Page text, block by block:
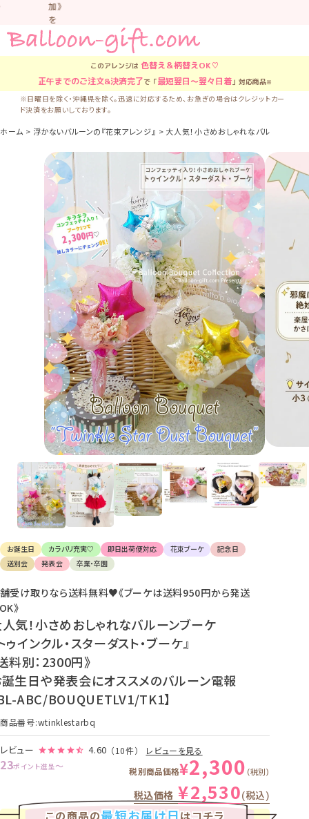
加》
を
お
す
す
し
て
い
す。
車
中
な
置
か
な
い
よ
う
気
を
つ
け
て
楽
し
ん
で
く
だ
さ
い。
このアレンジは 色替え＆柄替えOK♡
正午までのご注文&決済完了で「最短翌日〜翌々日着」対応商品※
※日曜日を除く・沖縄県を除く。迅速に対応するため、お急ぎの場合はクレジットカー
ド決済をお願いしております。
ホーム 浮かないバルーンの『花束アレンジ』 大人気！小さめおしゃれなバルーンブー
お誕生日 カラバリ充実♡ 即日出荷便対応 花束ブーケ
記念日
送別会
発表会 卒業・卒園
受け取りなら送料無料♥《ブーケは送料950円から発送
》
気！小さめおしゃれなバルーンブーケ
ゥインクル・スターダスト・ブーケ』
料別：2300円》
生日や発表会にオススメのバルーン電報
ABC/BOUQUETLV1/TK1】
商品番号 wtinklestarbq
レビュー 4.60 （10件） レビューを見る
23ポイント進呈〜 税別商品価格¥2,300 税別
税込価格 ¥2,530 税込
この商品の最短お届け日はコチラ